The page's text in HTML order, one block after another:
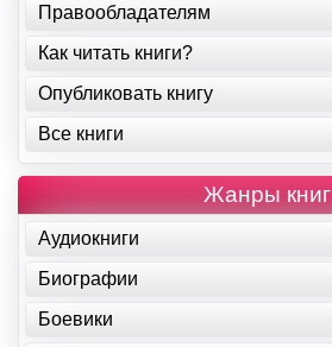
Правообладателям
Как читать книги?
Опубликовать книгу
Все книги
Жанры книг
Аудиокниги
Биографии
Боевики